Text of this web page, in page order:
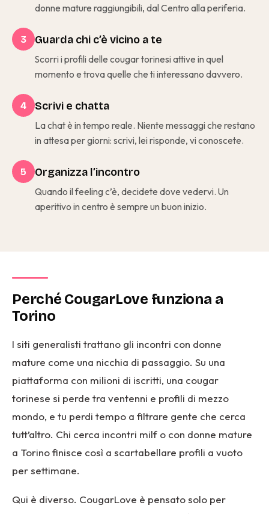
donne mature raggiungibili, dal Centro alla periferia.
3 Guarda chi c’è vicino a te
Scorri i profili delle cougar torinesi attive in quel
momento e trova quelle che ti interessano davvero.
4 Scrivi e chatta
La chat è in tempo reale. Niente messaggi che restano
in attesa per giorni: scrivi, lei risponde, vi conoscete.
5 Organizza l’incontro
Quando il feeling c’è, decidete dove vedervi. Un
aperitivo in centro è sempre un buon inizio.
Perché CougarLove funziona a
Torino
I siti generalisti trattano gli incontri con donne
mature come una nicchia di passaggio. Su una
piattaforma con milioni di iscritti, una cougar
torinese si perde tra ventenni e profili di mezzo
mondo, e tu perdi tempo a filtrare gente che cerca
tutt’altro. Chi cerca incontri milf o con donne mature
a Torino finisce così a scartabellare profili a vuoto
per settimane.
Qui è diverso. CougarLove è pensato solo per